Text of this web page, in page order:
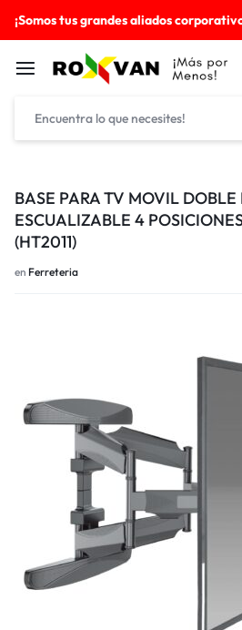
¡Somos tus grandes aliados
BASE PARA TV MOVIL DOBLE
ESCUALIZABLE 4
(HT2011)
en Ferreteria